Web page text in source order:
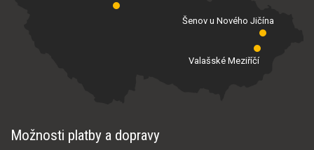
Valašské Meziříčí
Šenov u Nového Jičína
Možnosti platby a dopravy